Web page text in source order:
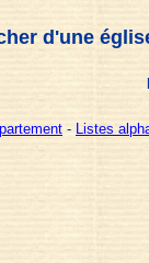
d'une
- Listes